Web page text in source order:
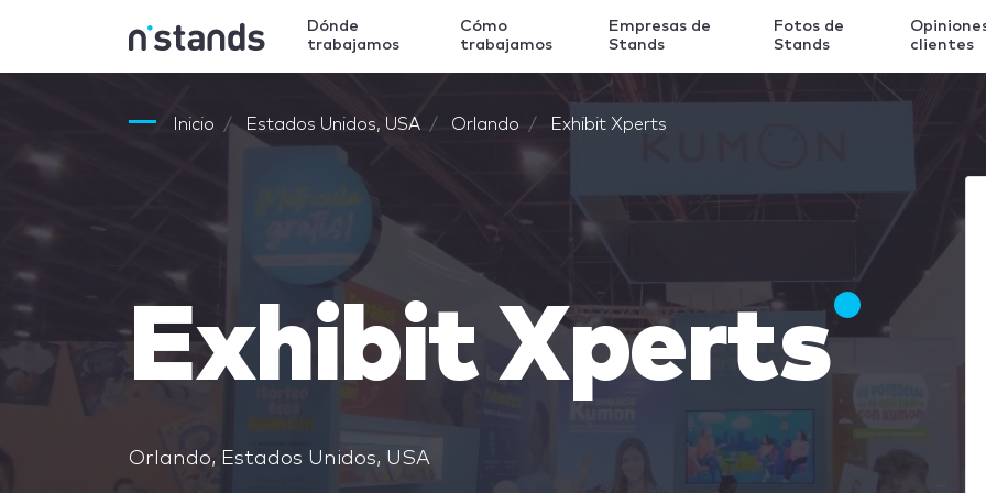
Dónde
trabajamos
Cómo
trabajamos
Empresas de
Stands
Fotos de
Stands
clientes
Inicio Estados Unidos, USA Orlando Exhibit Xperts
Exhibit Xperts
Orlando, Estados Unidos, USA